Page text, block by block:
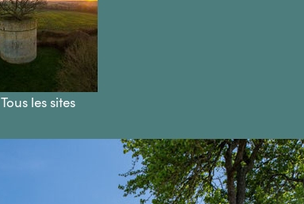
Tous les sites